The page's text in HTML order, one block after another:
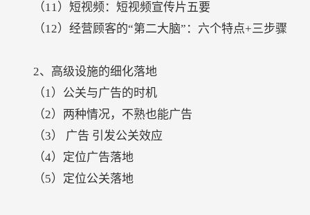
（11）短视频：短视频宣传片五要
（12）经营顾客的“第二大脑”：六个特点+三步骤
2、高级设施的细化落地
（1）公关与广告的时机
（2）两种情况，不熟也能广告
（3） 广告 引发公关效应
（4）定位广告落地
（5）定位公关落地